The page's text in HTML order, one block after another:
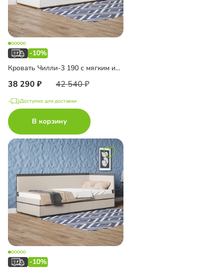
-10%
Кровать Чилли-3 190 с мягким изголовьем
38 290 42 540
Доступно для доставки
В корзину
-10%